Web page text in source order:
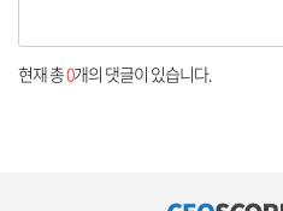
현재 총0개의 댓글이 있습니다.